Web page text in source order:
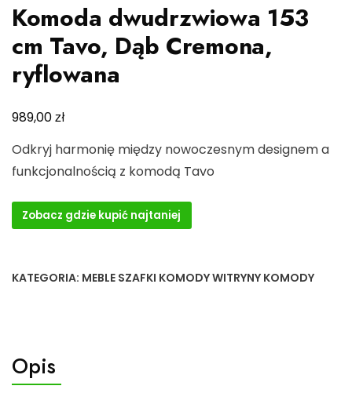
Komoda dwudrzwiowa 153
cm Tavo, Dąb Cremona,
ryflowana
989,00zł
Odkryj harmonię między nowoczesnym designem a
funkcjonalnością z komodą Tavo
Zobacz gdzie kupić najtaniej
KATEGORIA: MEBLE SZAFKI KOMODY WITRYNY KOMODY
Opis